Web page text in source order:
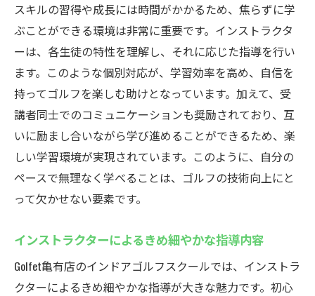
スキルの習得や成長には時間がかかるため、焦らずに学
ぶことができる環境は非常に重要です。インストラクタ
ーは、各生徒の特性を理解し、それに応じた指導を行い
ます。このような個別対応が、学習効率を高め、自信を
持ってゴルフを楽しむ助けとなっています。加えて、受
講者同士でのコミュニケーションも奨励されており、互
いに励まし合いながら学び進めることができるため、楽
しい学習環境が実現されています。このように、自分の
ペースで無理なく学べることは、ゴルフの技術向上にと
って欠かせない要素です。
インストラクターによるきめ細やかな指導内容
Golfet亀有店のインドアゴルフスクールでは、インストラ
クターによるきめ細やかな指導が大きな魅力です。初心